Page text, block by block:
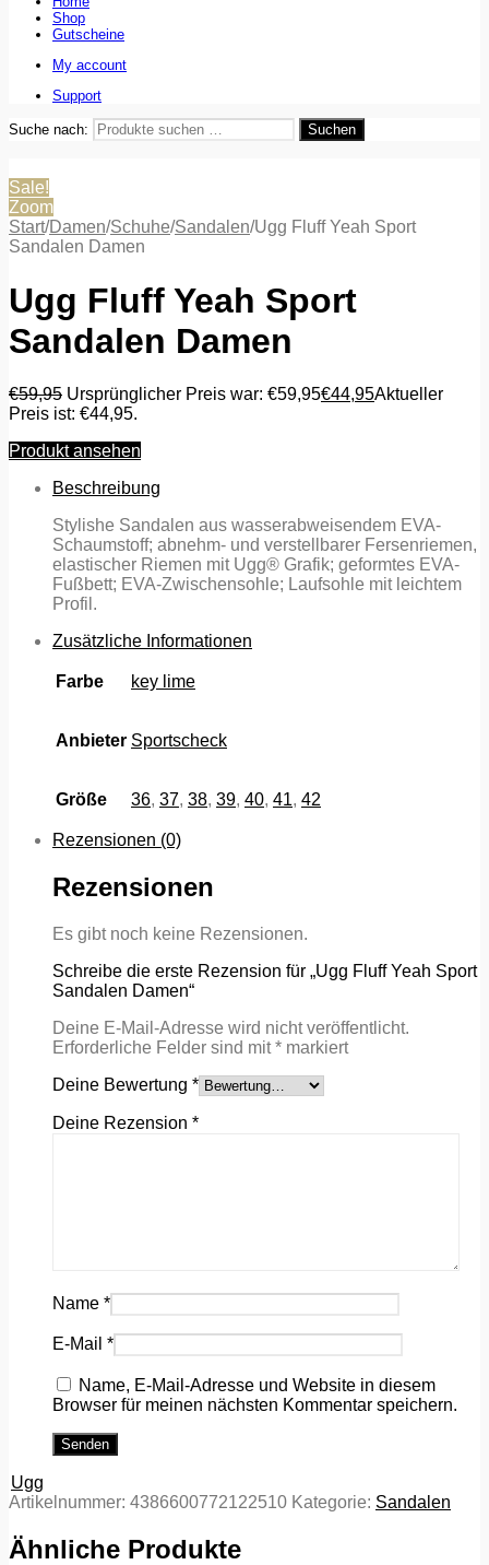
Shop
Gutscheine
My account
Support
Suche nach: Suchen
Sale!
Zoom
Start/Damen/Schuhe/Sandalen/Ugg Fluff Yeah Sport
Sandalen Damen
Ugg Fluff Yeah Sport
Sandalen Damen
€59,95 Ursprünglicher Preis war: €59,95€44,95Aktueller
Preis ist: €44,95.
Produkt ansehen
Beschreibung
Stylishe Sandalen aus wasserabweisendem EVA-
Schaumstoff; abnehm- und verstellbarer Fersenriemen,
elastischer Riemen mit Ugg® Grafik; geformtes EVA-
Fußbett; EVA-Zwischensohle; Laufsohle mit leichtem
Profil.
Zusätzliche Informationen
Farbe key lime
Anbieter Sportscheck
Größe 36, 37, 38, 39, 40, 41, 42
Rezensionen (0)
Rezensionen
Es gibt noch keine Rezensionen.
Schreibe die erste Rezension für „Ugg Fluff Yeah Sport
Sandalen Damen“
Deine E-Mail-Adresse wird nicht veröffentlicht.
Erforderliche Felder sind mit* markiert
Deine Bewertung *
Deine Rezension *
Name *
E-Mail *
Name, E-Mail-Adresse und Website in diesem
Browser für meinen nächsten Kommentar speichern.
Ugg
Artikelnummer: 4386600772122510 Kategorie: Sandalen
Ähnliche Produkte